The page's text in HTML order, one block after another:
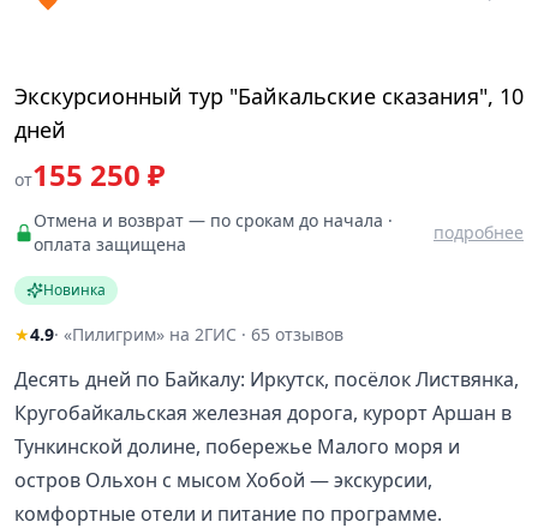
Экскурсионный тур "Байкальские сказания", 10
дней
от155 250 ₽
Отмена и возврат — по срокам до начала ·
оплата защищена
подробнее
Новинка
★4.9· «Пилигрим» на 2ГИС · 65 отзывов
Десять дней по Байкалу: Иркутск, посёлок Листвянка,
Кругобайкальская железная дорога, курорт Аршан в
Тункинской долине, побережье Малого моря и
остров Ольхон с мысом Хобой — экскурсии,
комфортные отели и питание по программе.